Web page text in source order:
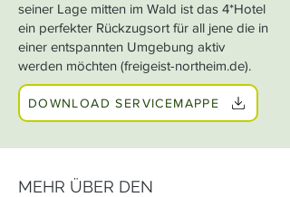
seiner Lage mitten im Wald ist das 4*Hotel
ein perfekter Rückzugsort für all jene die in
einer entspannten Umgebung aktiv
werden möchten (freigeist-northeim.de).
DOWNLOAD SERVICEMAPPE
MEHR ÜBER DEN